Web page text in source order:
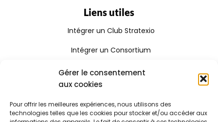
Gérer le consentement
aux cookies
Pour offrir les meilleures expériences, nous utilisons des
technologies telles que les cookies pour stocker et/ou accéder aux
Liens utiles
Intégrer un Club Stratexio
Intégrer un Consortium
Rejoindre le Réseau Stratexio
Gouvernance
Rapport d'activité